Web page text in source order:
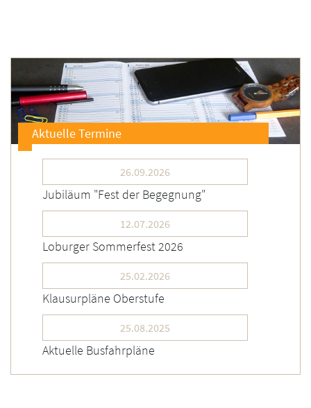
Aktuelle Termine
26.09.2026
Jubiläum "Fest der Begegnung"
12.07.2026
Loburger Sommerfest 2026
25.02.2026
Klausurpläne Oberstufe
25.08.2025
Aktuelle Busfahrpläne